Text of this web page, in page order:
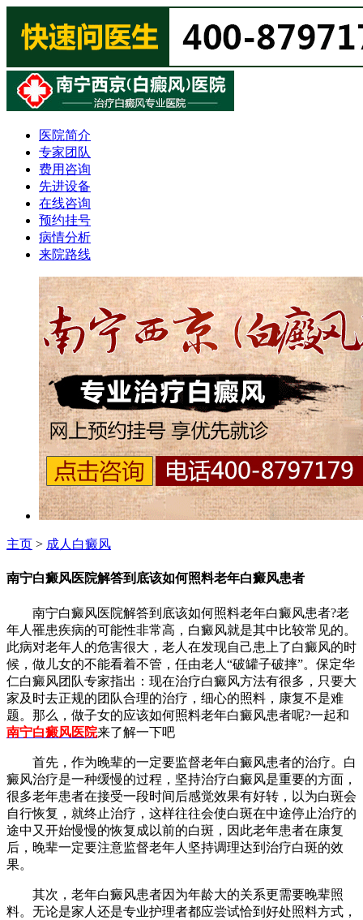
医院简介
专家团队
费用咨询
先进设备
在线咨询
预约挂号
病情分析
来院路线
主页 > 成人白癜风
南宁白癜风医院解答到底该如何照料老年白癜风患者
南宁白癜风医院解答到底该如何照料老年白癜风患者?老
年人罹患疾病的可能性非常高，白癜风就是其中比较常见的。
此病对老年人的危害很大，老人在发现自己患上了白癜风的时
候，做儿女的不能看着不管，任由老人“破罐子破摔”。保定华
仁白癜风团队专家指出：现在治疗白癜风方法有很多，只要大
家及时去正规的团队合理的治疗，细心的照料，康复不是难
题。那么，做子女的应该如何照料老年白癜风患者呢?一起和
南宁白癜风医院来了解一下吧
首先，作为晚辈的一定要监督老年白癜风患者的治疗。白
癜风治疗是一种缓慢的过程，坚持治疗白癜风是重要的方面，
很多老年患者在接受一段时间后感觉效果有好转，以为白斑会
自行恢复，就终止治疗，这样往往会使白斑在中途停止治疗的
途中又开始慢慢的恢复成以前的白斑，因此老年患者在康复
后，晚辈一定要注意监督老年人坚持调理达到治疗白斑的效
果。
其次，老年白癜风患者因为年龄大的关系更需要晚辈照
料。无论是家人还是专业护理者都应尝试恰到好处照料方式，